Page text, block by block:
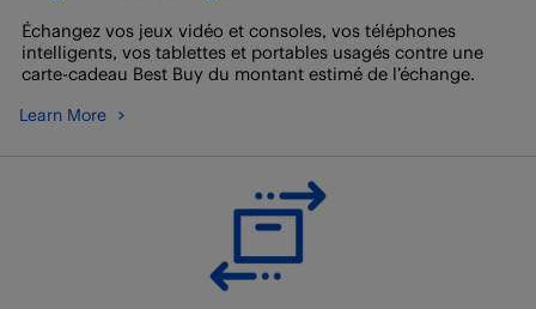
Échangez vos jeux vidéo et consoles, vos téléphones
intelligents, vos tablettes et portables usagés contre une
carte-cadeau Best Buy du montant estimé de l’échange.
Learn More